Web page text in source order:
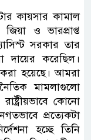
কায়সার কামাল
ও ভারপ্রাপ্ত
সরকার তার
দায়ের করেছিল।
করা হয়েছে। আমরা
মামলাগুলো
কোনো
প্রত্যেকটা
হচ্ছে তিনি